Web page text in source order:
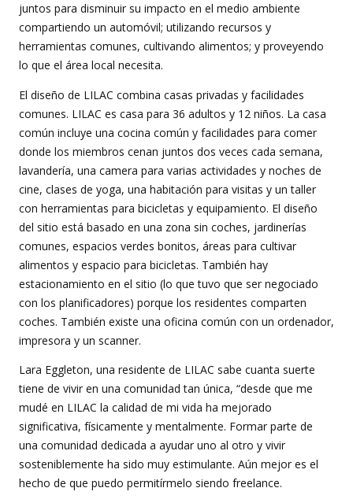
juntos para disminuir su impacto en el medio ambiente
compartiendo un automóvil; utilizando recursos y
herramientas comunes, cultivando alimentos; y proveyendo
lo que el área local necesita.
El diseño de LILAC combina casas privadas y facilidades
comunes. LILAC es casa para 36 adultos y 12 niños. La casa
común incluye una cocina común y facilidades para comer
donde los miembros cenan juntos dos veces cada semana,
lavandería, una camera para varias actividades y noches de
cine, clases de yoga, una habitación para visitas y un taller
con herramientas para bicicletas y equipamiento. El diseño
del sitio está basado en una zona sin coches, jardinerías
comunes, espacios verdes bonitos, áreas para cultivar
alimentos y espacio para bicicletas. También hay
estacionamiento en el sitio (lo que tuvo que ser negociado
con los planificadores) porque los residentes comparten
coches. También existe una oficina común con un ordenador,
impresora y un scanner.
Lara Eggleton, una residente de LILAC sabe cuanta suerte
tiene de vivir en una comunidad tan única, “desde que me
mudé en LILAC la calidad de mi vida ha mejorado
significativa, físicamente y mentalmente. Formar parte de
una comunidad dedicada a ayudar uno al otro y vivir
sosteniblemente ha sido muy estimulante. Aún mejor es el
hecho de que puedo permitírmelo siendo freelance.